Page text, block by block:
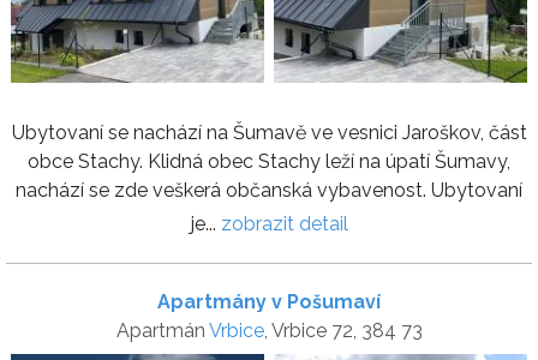
Ubytovaní se nachází na Šumavě ve vesnici Jaroškov, část
obce Stachy. Klidná obec Stachy leží na úpatí Šumavy,
nachází se zde veškerá občanská vybavenost. Ubytovaní
je... zobrazit detail
Apartmány v Pošumaví
Apartmán Vrbice, Vrbice 72, 384 73